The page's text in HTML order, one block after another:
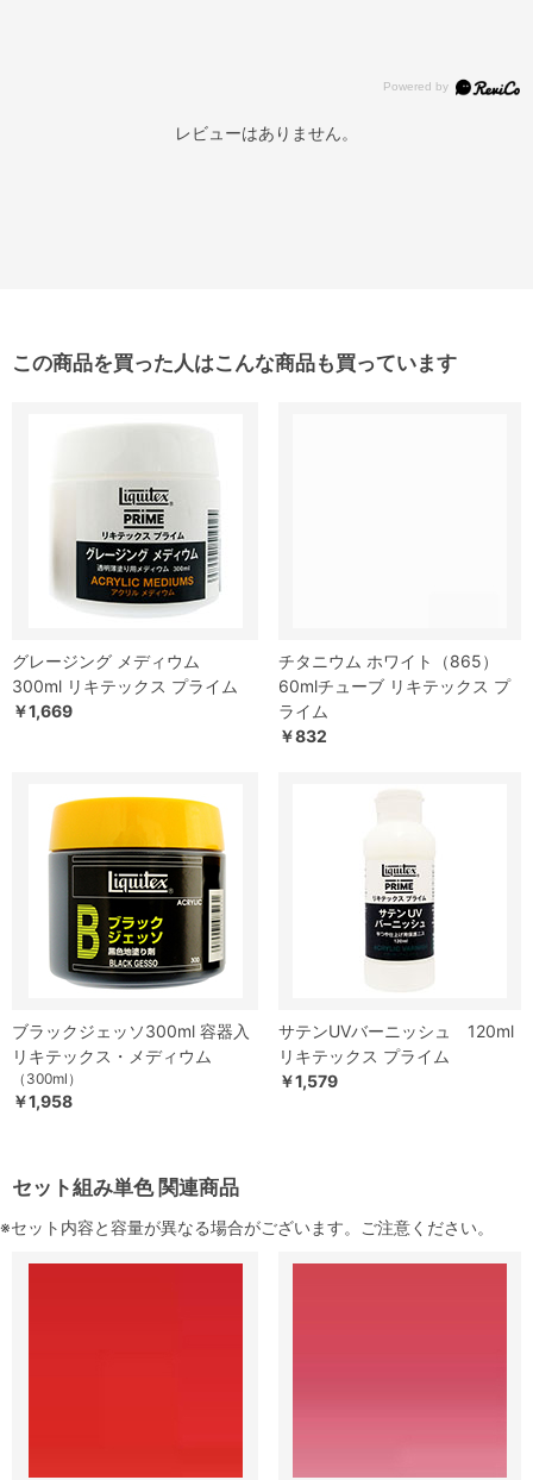
レビューはありません。
この商品を買った人はこんな商品も買っています
グレージング メディウム
300ml リキテックス プライム
￥1,669
チタニウム ホワイト（865）
60mlチューブ リキテックス プ
ライム
￥832
ブラックジェッソ300ml 容器入
リキテックス・メディウム
（300ml）
￥1,958
サテンUVバーニッシュ 120ml
リキテックス プライム
￥1,579
セット組み単色 関連商品
※セット内容と容量が異なる場合がございます。ご注意ください。